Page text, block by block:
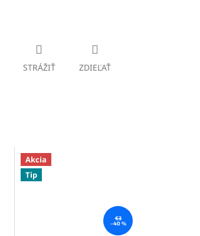
STRÁŽIŤ ZDIEĽAŤ
Akcia
Tip
€3
–40 %